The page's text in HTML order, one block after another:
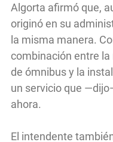
Algorta afirmó que,
originó en su
la misma manera.
combinación entre
de ómnibus y la
un servicio que
ahora.
El intendente